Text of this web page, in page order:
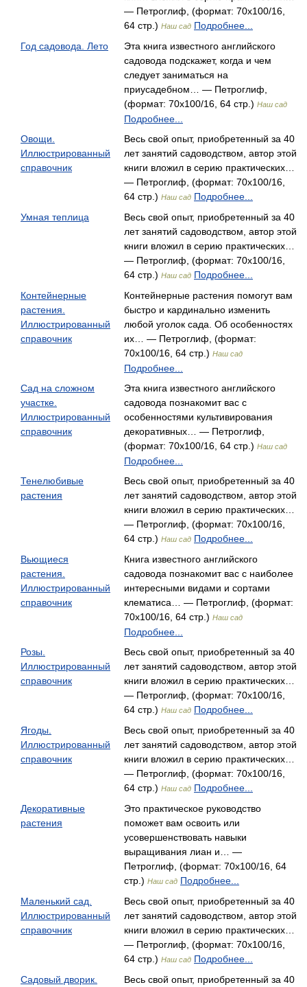
— Петроглиф, (формат: 70x100/16,
64 стр.) Наш сад Подробнее...
Год садовода. Лето
Эта книга известного английского
садовода подскажет, когда и чем
следует заниматься на
приусадебном… — Петроглиф,
(формат: 70x100/16, 64 стр.) Наш сад
Подробнее...
Овощи.
Иллюстрированный
справочник
Весь свой опыт, приобретенный за 40
лет занятий садоводством, автор этой
книги вложил в серию практических…
— Петроглиф, (формат: 70x100/16,
64 стр.) Наш сад Подробнее...
Умная теплица
Весь свой опыт, приобретенный за 40
лет занятий садоводством, автор этой
книги вложил в серию практических…
— Петроглиф, (формат: 70x100/16,
64 стр.) Наш сад Подробнее...
Контейнерные
растения.
Иллюстрированный
справочник
Контейнерные растения помогут вам
быстро и кардинально изменить
любой уголок сада. Об особенностях
их… — Петроглиф, (формат:
70x100/16, 64 стр.) Наш сад
Подробнее...
Сад на сложном
участке.
Иллюстрированный
справочник
Эта книга известного английского
садовода познакомит вас с
особенностями культивирования
декоративных… — Петроглиф,
(формат: 70x100/16, 64 стр.) Наш сад
Подробнее...
Тенелюбивые
растения
Весь свой опыт, приобретенный за 40
лет занятий садоводством, автор этой
книги вложил в серию практических…
— Петроглиф, (формат: 70x100/16,
64 стр.) Наш сад Подробнее...
Вьющиеся
растения.
Иллюстрированный
справочник
Книга известного английского
садовода познакомит вас с наиболее
интересными видами и сортами
клематиса… — Петроглиф, (формат:
70x100/16, 64 стр.) Наш сад
Подробнее...
Розы.
Иллюстрированный
справочник
Весь свой опыт, приобретенный за 40
лет занятий садоводством, автор этой
книги вложил в серию практических…
— Петроглиф, (формат: 70x100/16,
64 стр.) Наш сад Подробнее...
Ягоды.
Иллюстрированный
справочник
Весь свой опыт, приобретенный за 40
лет занятий садоводством, автор этой
книги вложил в серию практических…
— Петроглиф, (формат: 70x100/16,
64 стр.) Наш сад Подробнее...
Декоративные
растения
Это практическое руководство
поможет вам освоить или
усовершенствовать навыки
выращивания лиан и… —
Петроглиф, (формат: 70x100/16, 64
стр.) Наш сад Подробнее...
Маленький сад.
Иллюстрированный
справочник
Весь свой опыт, приобретенный за 40
лет занятий садоводством, автор этой
книги вложил в серию практических…
— Петроглиф, (формат: 70x100/16,
64 стр.) Наш сад Подробнее...
Садовый дворик.
Весь свой опыт, приобретенный за 40